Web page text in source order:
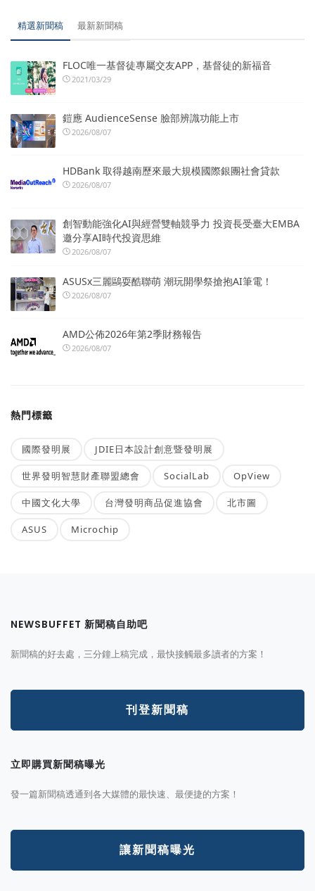
精選新聞稿 最新新聞稿
FLOC唯一基督徒專屬交友APP，基督徒的新福音
2021/03/29
鎧應 AudienceSense 臉部辨識功能上市
2026/08/07
HDBank 取得越南歷來最大規模國際銀團社會貸款
2026/08/07
創智動能強化AI與經營雙軸競爭力 投資長受臺大EMBA
邀分享AI時代投資思維
2026/08/07
ASUSx三麗鷗耍酷聯萌 潮玩開學祭搶抱AI筆電！
2026/08/07
AMD公佈2026年第2季財務報告
2026/08/07
熱門標籤
國際發明展 JDIE日本設計創意暨發明展
世界發明智慧財產聯盟總會 SocialLab OpView
中國文化大學 台灣發明商品促進協會 北市圖
ASUS Microchip
NEWSBUFFET 新聞稿自助吧
新聞稿的好去處，三分鐘上稿完成，最快接觸最多讀者的方案！
刊登新聞稿
立即購買新聞稿曝光
發一篇新聞稿透通到各大媒體的最快速、最便捷的方案！
讓新聞稿曝光